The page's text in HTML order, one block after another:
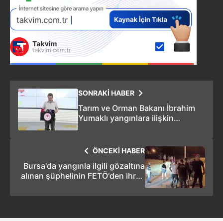
SONRAKİ HABER
Tarım ve Orman Bakanı İbrahim
Yumaklı yangınlara ilişkin
ÖNCEKİ HABER
Bursa'da yangınla ilgili gözaltına
alınan şüphelinin FETÖ'den ihraç